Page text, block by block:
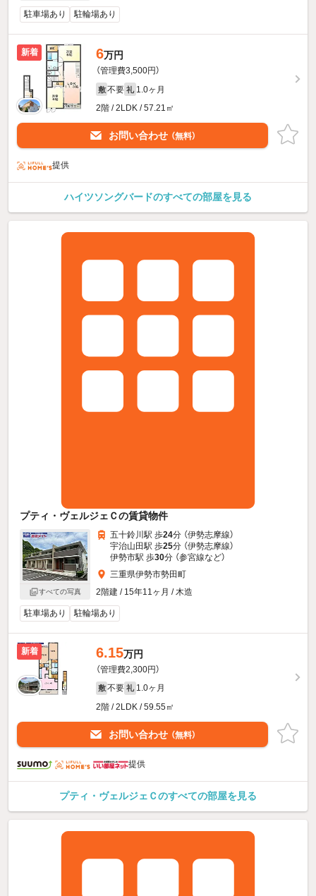
駐車場あり 駐輪場あり
新着 6万円
（管理費3,500円）
敷 不要 礼 1.0ヶ月
2階 / 2LDK / 57.21㎡
お問い合わせ （無料）
提供
ハイツソングバードのすべての部屋を見る
プティ・ヴェルジェＣの賃貸物件
すべての写真
五十鈴川駅 歩24分 （伊勢志摩線）
宇治山田駅 歩25分 （伊勢志摩線）
伊勢市駅 歩30分 （参宮線など）
三重県伊勢市勢田町
2階建 / 15年11ヶ月 / 木造
駐車場あり 駐輪場あり
新着 6.15万円
（管理費2,300円）
敷 不要 礼 1.0ヶ月
2階 / 2LDK / 59.55㎡
お問い合わせ （無料）
提供
プティ・ヴェルジェＣのすべての部屋を見る